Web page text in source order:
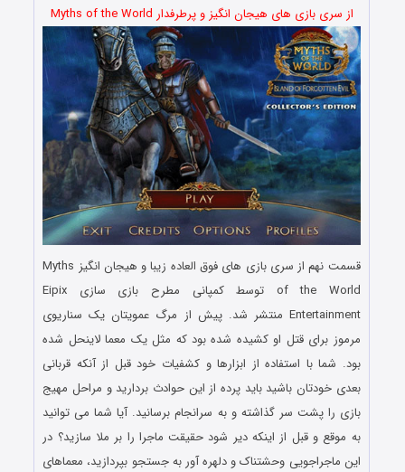
از سری بازی های هیجان انگیز و پرطرفدار Myths of the World
قسمت نهم از سری بازی های فوق العاده زیبا و هیجان انگیز Myths
of the World توسط کمپانی مطرح بازی سازی Eipix
Entertainment منتشر شد. پیش از مرگ عمویتان یک سناریوی
مرموز برای قتل او کشیده شده بود که مثل یک معما لاینحل شده
بود. شما با استفاده از ابزارها و کشفیات خود قبل از آنکه قربانی
بعدی خودتان باشید باید پرده از این حوادث بردارید و مراحل مهیج
بازی را پشت سر گذاشته و به سرانجام برسانید. آیا شما می توانید
به موقع و قبل از اینکه دیر شود حقیقت ماجرا را بر ملا سازید؟ در
این ماجراجویی وحشتناک و دلهره آور به جستجو بپردازید، معماهای